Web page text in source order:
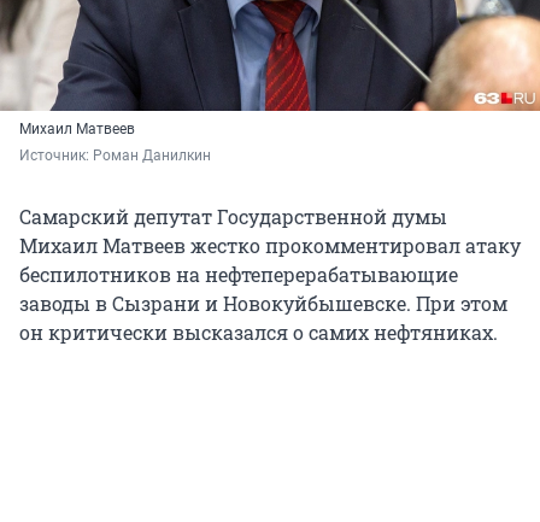
Михаил Матвеев
Источник: Роман Данилкин
Самарский депутат Государственной думы
Михаил Матвеев жестко прокомментировал атаку
беспилотников на нефтеперерабатывающие
заводы в Сызрани и Новокуйбышевске. При этом
он критически высказался о самих нефтяниках.